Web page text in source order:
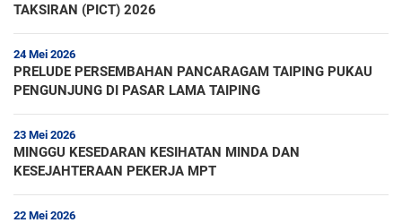
TAKSIRAN (PICT) 2026
24 Mei 2026
PRELUDE PERSEMBAHAN PANCARAGAM TAIPING PUKAU
PENGUNJUNG DI PASAR LAMA TAIPING
23 Mei 2026
MINGGU KESEDARAN KESIHATAN MINDA DAN
KESEJAHTERAAN PEKERJA MPT
22 Mei 2026